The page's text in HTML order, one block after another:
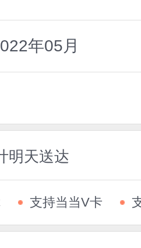
年05月
明天送达
支持当当V卡